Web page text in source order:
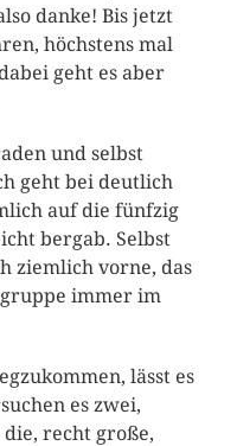
danke! Bis jetzt
höchstens mal
geht es aber
und selbst
geht bei deutlich
auf die fünfzig
bergab. Selbst
ziemlich vorne, das
immer im
lässt es
es zwei,
recht große,